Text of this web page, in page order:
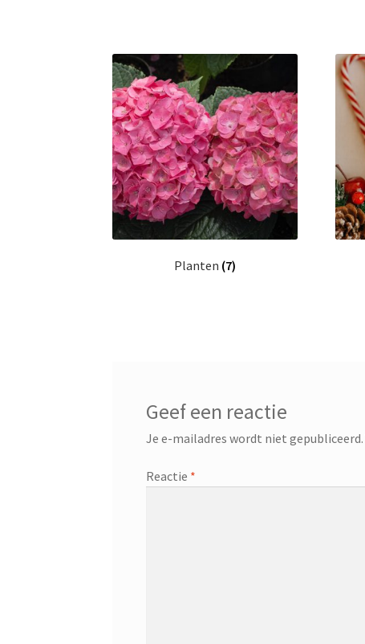
Planten (7)
Geef een reactie
Je e-mailadres wordt niet gepubliceerd.
Reactie *